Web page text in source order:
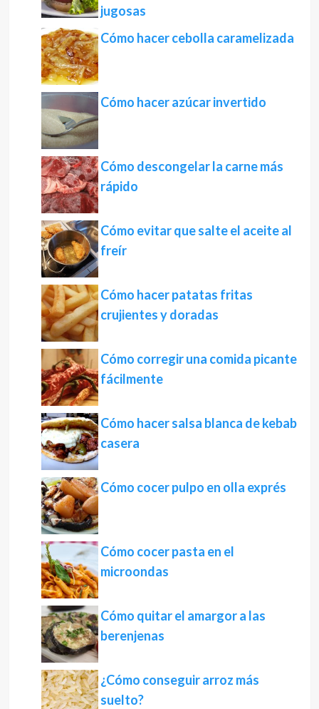
jugosas
Cómo hacer cebolla caramelizada
Cómo hacer azúcar invertido
Cómo descongelar la carne más
rápido
Cómo evitar que salte el aceite al
freír
Cómo hacer patatas fritas
crujientes y doradas
Cómo corregir una comida picante
fácilmente
Cómo hacer salsa blanca de kebab
casera
Cómo cocer pulpo en olla exprés
Cómo cocer pasta en el
microondas
Cómo quitar el amargor a las
berenjenas
¿Cómo conseguir arroz más
suelto?